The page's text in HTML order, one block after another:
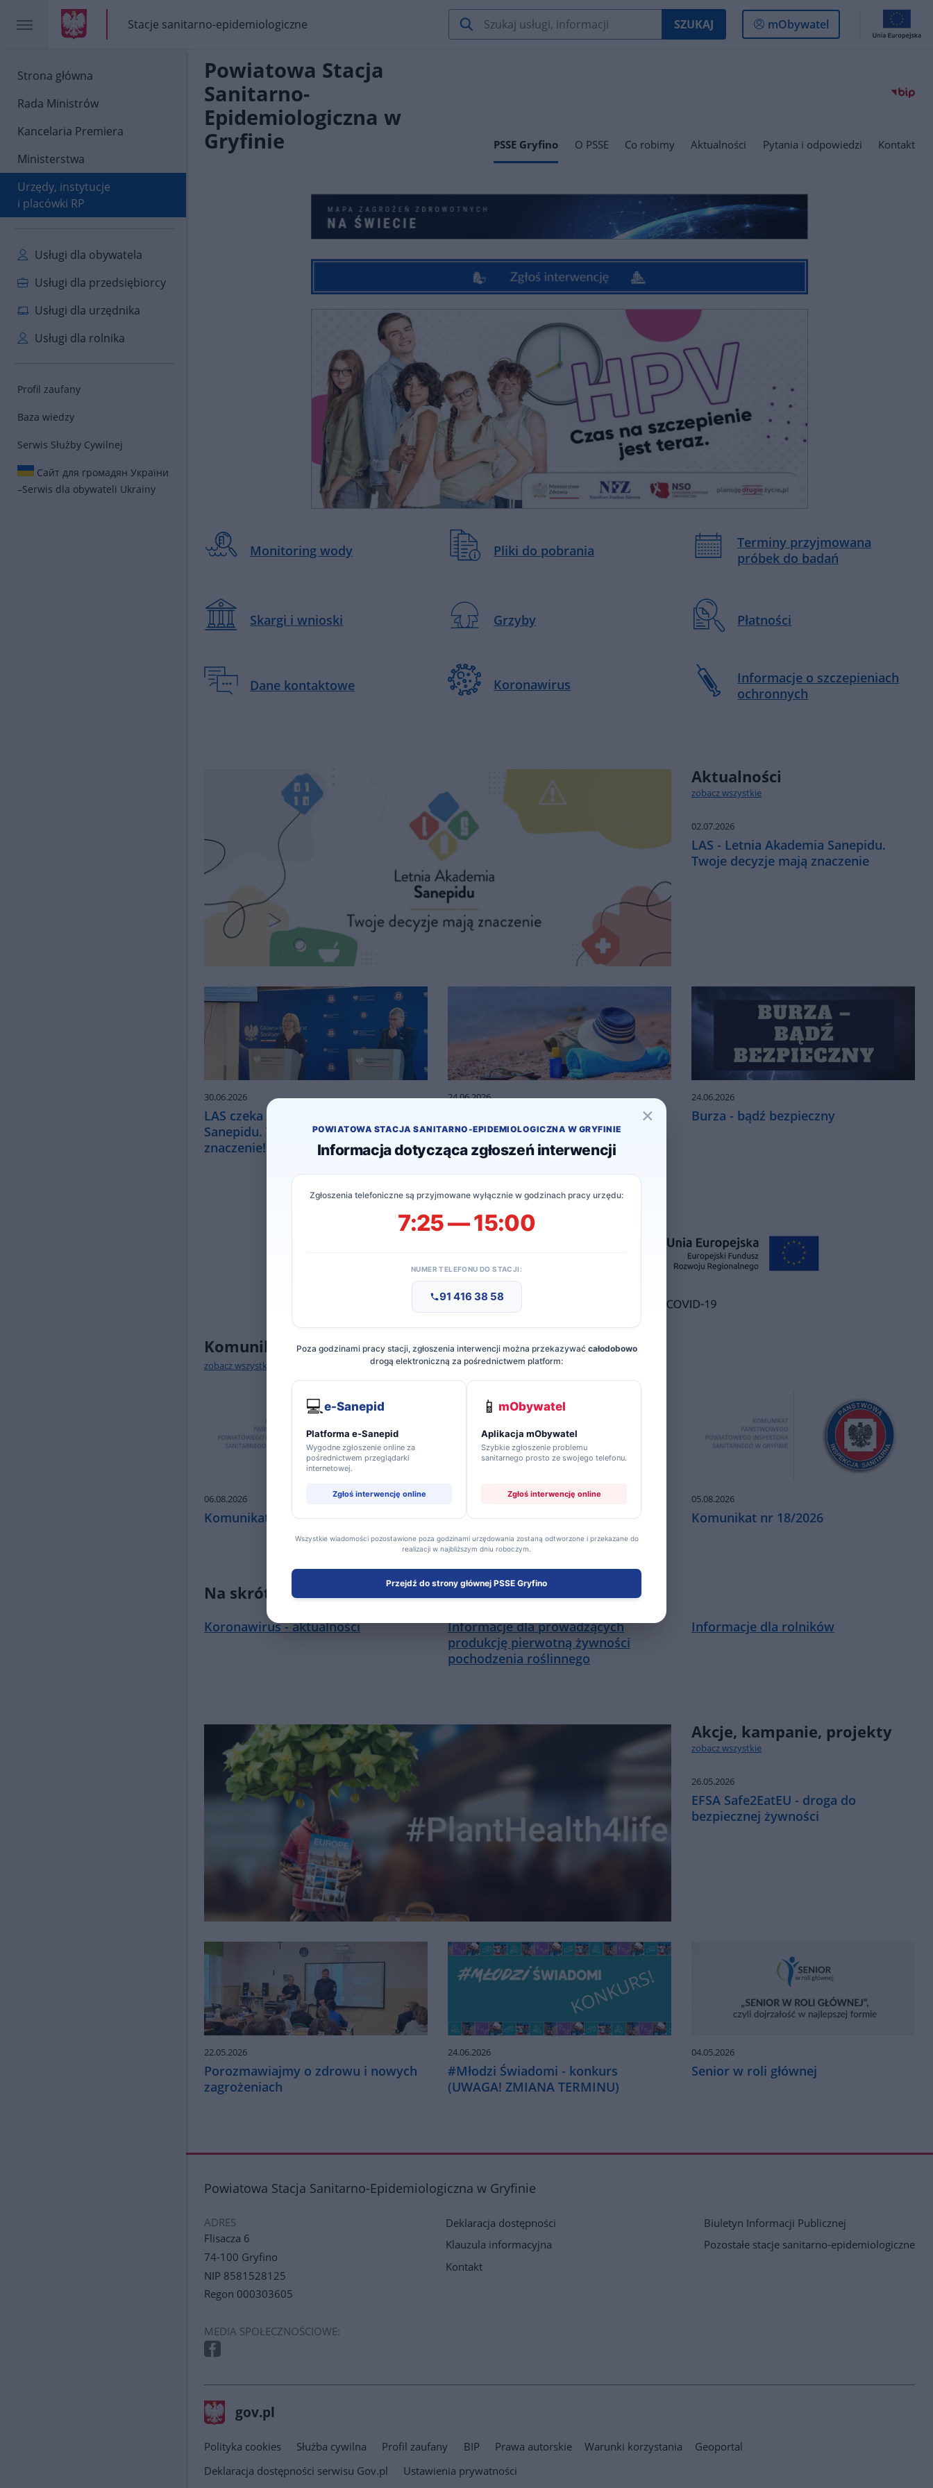
Strona główna
Rada Ministrów
Kancelaria Premiera
Ministerstwa
Urzędy, instytucje
i placówki RP
Usługi dla obywatela
Usługi dla przedsiębiorcy
Usługi dla urzędnika
Usługi dla rolnika
Profil zaufany
Baza wiedzy
Serwis Służby Cywilnej
Сайт для громадян України
–Serwis dla obywateli Ukrainy
gov.pl
gov.pl
Stacje sanitarno-epidemiologiczne
gov.pl
Stacje
sanitarno-
SZUKAJ
Logowanie
do
mObywatel
Powiatowa Stacja
Sanitarno-
Epidemiologiczna w
Gryfinie
PSSE Gryfino O PSSE Co robimy Aktualności Pytania i odpowiedzi Kontakt
×
POWIATOWA STACJA SANITARNO-EPIDEMIOLOGICZNA W GRYFINIE
Informacja dotycząca zgłoszeń interwencji
Zgłoszenia telefoniczne są przyjmowane wyłącznie w godzinach pracy urzędu:
7:25 — 15:00
NUMER TELEFONU DO STACJI:
91 416 38 58
Poza godzinami pracy stacji, zgłoszenia interwencji można przekazywać całodobowo
drogą elektroniczną za pośrednictwem platform:
💻e-Sanepid
Platforma e-Sanepid
Wygodne zgłoszenie online za
pośrednictwem przeglądarki
internetowej.
Zgłoś interwencję online
📱 mObywatel
Aplikacja mObywatel
Szybkie zgłoszenie problemu
sanitarnego prosto ze swojego telefonu.
Zgłoś interwencję online
Wszystkie wiadomości pozostawione poza godzinami urzędowania zostaną odtworzone i przekazane do
realizacji w najbliższym dniu roboczym.
Przejdź do strony głównej PSSE Gryfino
Monitoring wody Pliki do pobrania
Terminy przyjmowana
próbek do badań
Skargi i wnioski Grzyby Płatności
Dane kontaktowe Koronawirus
Informacje o szczepieniach
ochronnych
Aktualności
zobacz wszystkie
02.07.2026
LAS - Letnia Akademia Sanepidu.
Twoje decyzje mają znaczenie
30.06.2026
LAS czeka - ruszyła Letnia Akademia
Sanepidu. Twoje decyzje mają
znaczenie!
24.06.2026 24.06.2026
Burza - bądź bezpieczny
Komunikaty
zobacz wszystkie
06.08.2026
Komunikat Nr 20/2026 Komunikat Nr 19/2026
05.08.2026
Komunikat nr 18/2026
Na skróty
Koronawirus - aktualności
Informacje dla prowadzących
produkcję pierwotną żywności
pochodzenia roślinnego
Informacje dla rolników
Akcje, kampanie, projekty
zobacz wszystkie
26.05.2026
EFSA Safe2EatEU - droga do
bezpiecznej żywności
22.05.2026
Porozmawiajmy o zdrowu i nowych
zagrożeniach
24.06.2026
#Młodzi Świadomi - konkurs
(UWAGA! ZMIANA TERMINU)
04.05.2026
Senior w roli głównej
stopka
Powiatowa Stacja Sanitarno-Epidemiologiczna w Gryfinie
ADRES
Flisacza 6
74-100 Gryfino
NIP 8581528125
Regon 000303605
MEDIA SPOŁECZNOŚCIOWE:
Deklaracja dostępności
Klauzula informacyjna
Kontakt
Biuletyn Informacji Publicznej
Pozostałe stacje sanitarno-epidemiologiczne
stopka
gov.pl
Strona
gov.pl
gov.pl
Polityka cookies Służba cywilna Profil zaufany BIP Prawa autorskie Warunki korzystania
Geoportal
Deklaracja dostępności serwisu Gov.pl
Ustawienia prywatności